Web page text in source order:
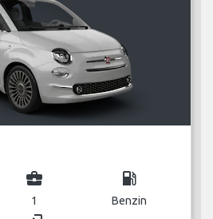
business_center
1
local_gas_station
Benzin